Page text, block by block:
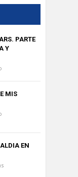
PARTE
Y
MIS
EN